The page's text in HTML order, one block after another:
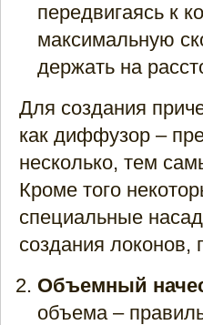
передвигаясь к
максимальную
держать на
Для создания
как диффузор –
несколько, тем
Кроме того
специальные
создания
Объемный
объема –